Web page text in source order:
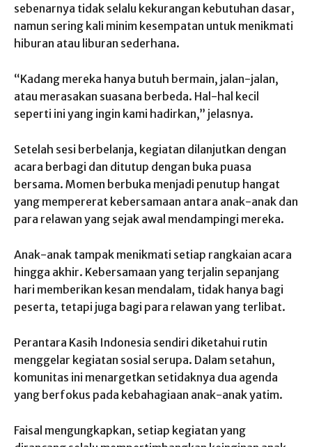
sebenarnya tidak selalu kekurangan kebutuhan dasar,
namun sering kali minim kesempatan untuk menikmati
hiburan atau liburan sederhana.
“Kadang mereka hanya butuh bermain, jalan-jalan,
atau merasakan suasana berbeda. Hal-hal kecil
seperti ini yang ingin kami hadirkan,” jelasnya.
Setelah sesi berbelanja, kegiatan dilanjutkan dengan
acara berbagi dan ditutup dengan buka puasa
bersama. Momen berbuka menjadi penutup hangat
yang mempererat kebersamaan antara anak-anak dan
para relawan yang sejak awal mendampingi mereka.
Anak-anak tampak menikmati setiap rangkaian acara
hingga akhir. Kebersamaan yang terjalin sepanjang
hari memberikan kesan mendalam, tidak hanya bagi
peserta, tetapi juga bagi para relawan yang terlibat.
Perantara Kasih Indonesia sendiri diketahui rutin
menggelar kegiatan sosial serupa. Dalam setahun,
komunitas ini menargetkan setidaknya dua agenda
yang berfokus pada kebahagiaan anak-anak yatim.
Faisal mengungkapkan, setiap kegiatan yang